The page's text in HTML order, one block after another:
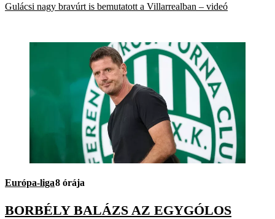
Gulácsi nagy bravúrt is bemutatott a Villarrealban – videó
Európa-liga8 órája
BORBÉLY BALÁZS AZ EGYGÓLOS